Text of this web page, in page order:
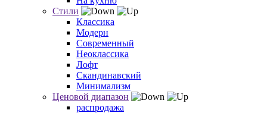
Стили
Классика
Модерн
Современный
Неоклассика
Лофт
Скандинавский
Минимализм
Ценовой диапазон
распродажа